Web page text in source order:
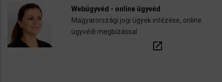
Webügyvéd - online ügyvéd
Magyarországi jogi ügyek intézése, online
ügyvédi megbízással
open_in_new